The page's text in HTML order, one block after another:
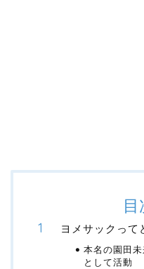
目
ヨメサックって
本名の園田
として活動